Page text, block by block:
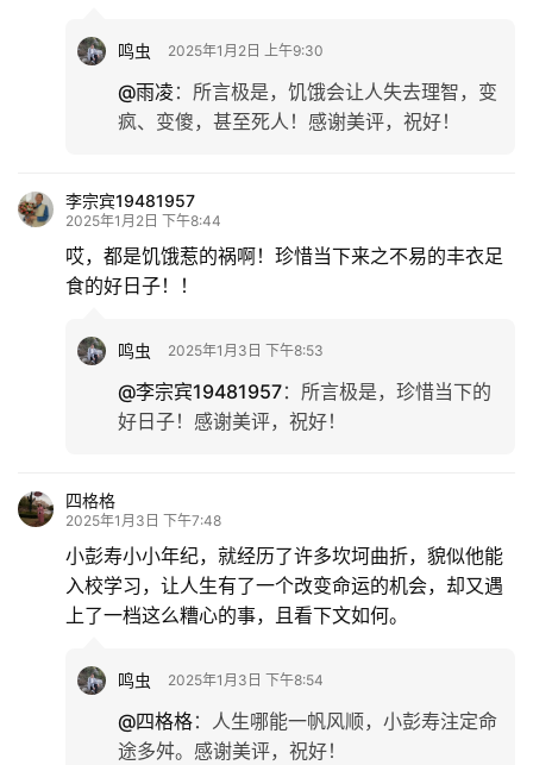
鸣虫 2025年1月2日 上午9:30
@雨凌 ： 所言极是，饥饿会让人失去理智，变
疯、变傻，甚至死人！感谢美评，祝好！
李宗宾19481957
2025年1月2日 下午8:44
哎，都是饥饿惹的祸啊！珍惜当下来之不易的丰衣足
食的好日子！！
鸣虫 2025年1月3日 下午8:53
@李宗宾19481957： 所言极是，珍惜当下的
好日子！感谢美评，祝好！
四格格
2025年1月3日 下午7:48
小彭寿小小年纪，就经历了许多坎坷曲折，貌似他能
入校学习，让人生有了一个改变命运的机会，却又遇
上了一档这么糟心的事，且看下文如何。
鸣虫 2025年1月3日 下午8:54
@四格格： 人生哪能一帆风顺，小彭寿注定命
途多舛。感谢美评，祝好！